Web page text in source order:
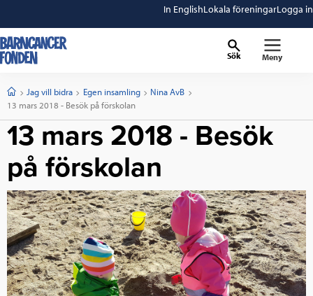
In EnglishLokala föreningarLogga in
Sök Meny
StartJag vill bidra Egen insamling
Nina AvB
Current:
13 mars 2018 - Besök på förskolan
13 mars 2018 - Besök
på förskolan